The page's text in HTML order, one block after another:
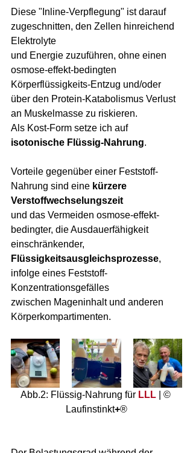
Diese "Inline-Verpflegung" ist darauf
zugeschnitten, den Zellen hinreichend
Elektrolyte
und Energie zuzuführen, ohne einen
osmose-effekt-bedingten
Körperflüssigkeits-Entzug und/oder
über den Protein-Katabolismus Verlust
an Muskelmasse zu riskieren.
Als Kost-Form setze ich auf
isotonische Flüssig-Nahrung.
Vorteile gegenüber einer Feststoff-
Nahrung sind eine kürzere
Verstoffwechselungszeit
und das Vermeiden osmose-effekt-
bedingter, die Ausdauerfähigkeit
einschränkender,
Flüssigkeitsausgleichsprozesse,
infolge eines Feststoff-
Konzentrationsgefälles
zwischen Mageninhalt und anderen
Körperkompartimenten.
Abb.2: Flüssig-Nahrung für LLL | ©
Laufinstinkt+®